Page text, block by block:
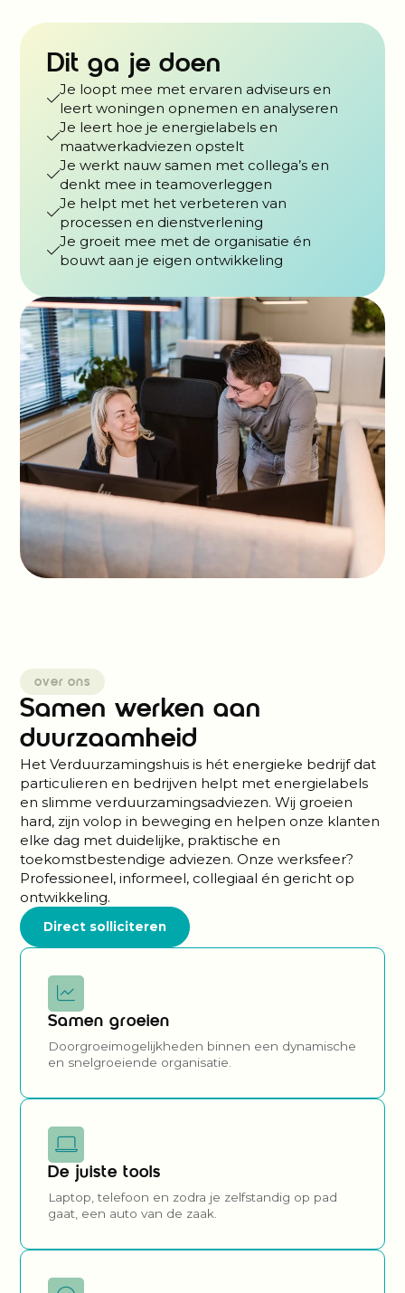
Dit ga je doen
Je loopt mee met ervaren adviseurs en
leert woningen opnemen en analyseren
Je leert hoe je energielabels en
maatwerkadviezen opstelt
Je werkt nauw samen met collega’s en
denkt mee in teamoverleggen
Je helpt met het verbeteren van
processen en dienstverlening
Je groeit mee met de organisatie én
bouwt aan je eigen ontwikkeling
over ons
Samen werken aan
duurzaamheid
Het Verduurzamingshuis is hét energieke bedrijf dat
particulieren en bedrijven helpt met energielabels
en slimme verduurzamingsadviezen. Wij groeien
hard, zijn volop in beweging en helpen onze klanten
elke dag met duidelijke, praktische en
toekomstbestendige adviezen. Onze werksfeer?
Professioneel, informeel, collegiaal én gericht op
ontwikkeling.
Direct solliciteren
Samen groeien
Doorgroeimogelijkheden binnen een dynamische
en snelgroeiende organisatie.
De juiste tools
Laptop, telefoon en zodra je zelfstandig op pad
gaat, een auto van de zaak.